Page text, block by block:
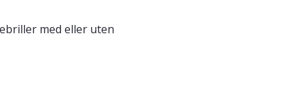
med eller uten